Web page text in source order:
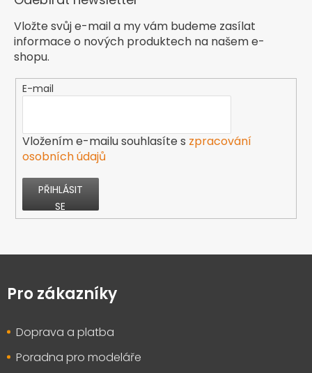
Vložte svůj e-mail a my vám budeme zasílat
informace o nových produktech na našem e-
shopu.
E-mail
Vložením e-mailu souhlasíte s zpracování
osobních údajů
PŘIHLÁSIT
SE
Z
pPro zákazníky
Doprava a platba
Poradna pro modeláře